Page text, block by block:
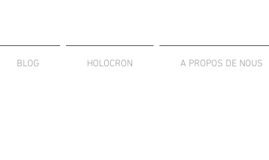
BLOG HOLOCRON A PROPOS DE NOUS